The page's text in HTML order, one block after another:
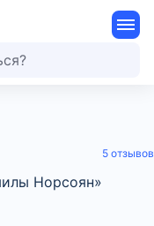
5 отзывов
Норсоян»